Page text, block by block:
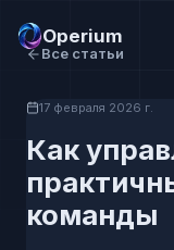
Operium
Все статьи
17 февраля 2026 г.
Как
команды